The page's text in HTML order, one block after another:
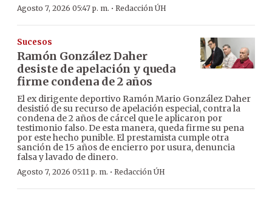
Agosto 7, 2026 05:47 p. m. · Redacción ÚH
Sucesos
Ramón González Daher
desiste de apelación y queda
firme condena de 2 años
El ex dirigente deportivo Ramón Mario González Daher
desistió de su recurso de apelación especial, contra la
condena de 2 años de cárcel que le aplicaron por
testimonio falso. De esta manera, queda firme su pena
por este hecho punible. El prestamista cumple otra
sanción de 15 años de encierro por usura, denuncia
falsa y lavado de dinero.
Agosto 7, 2026 05:11 p. m. · Redacción ÚH